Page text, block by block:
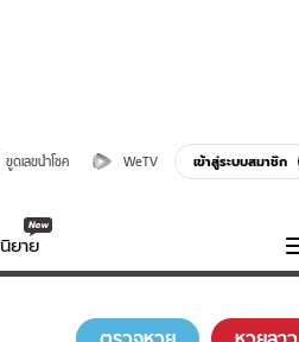
ขูดเลขนำโชค WeTV เข้าสู่ระบบสมาชิก
นิยาย
ความรู้รอบตัว